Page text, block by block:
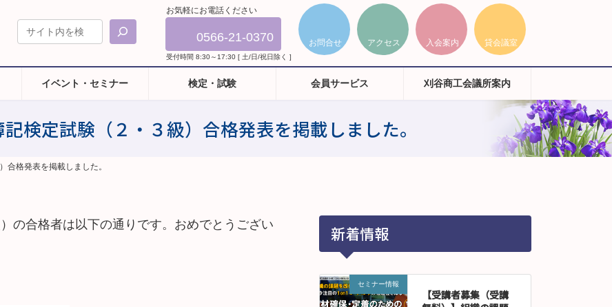
お気軽にお電話ください
0566-21-0370
受付時間 8:30～17:30 [ 土/日/祝日除く ]
イベント・セミナー 検定・試験 会員サービス 刈谷商工会議所案内
検定試験（２・３級）合格発表を掲載しました。
合格発表を掲載しました。
の合格者は以下の通りです。 おめでとうござい
新着情報
セミナー情報
【受講者募集（受講